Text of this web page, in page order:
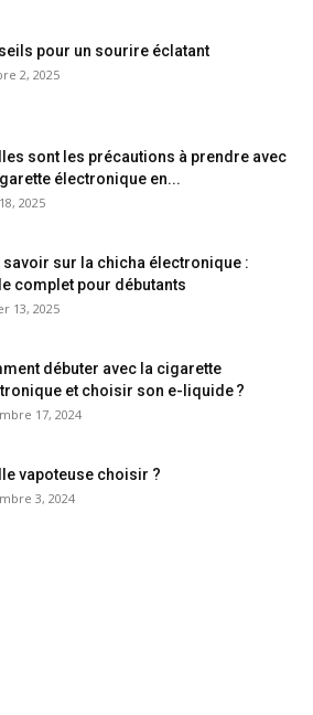
pour un sourire éclatant
2, 2025
sont les précautions à prendre avec
électronique en...
2025
savoir sur la chicha électronique :
complet pour débutants
13, 2025
débuter avec la cigarette
et choisir son e-liquide ?
17, 2024
vapoteuse choisir ?
3, 2024